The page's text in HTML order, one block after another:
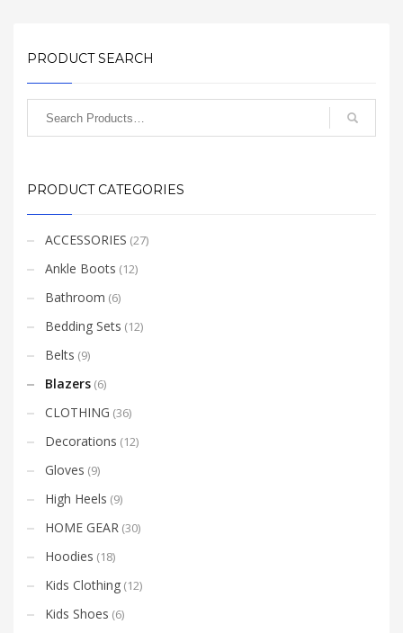
eleifend leo.
PRODUCT SEARCH
PRODUCT CATEGORIES
ACCESSORIES (27)
Ankle Boots (12)
Bathroom (6)
Bedding Sets (12)
Belts (9)
Blazers (6)
CLOTHING (36)
Decorations (12)
Gloves (9)
High Heels (9)
HOME GEAR (30)
Hoodies (18)
Kids Clothing (12)
Kids Shoes (6)